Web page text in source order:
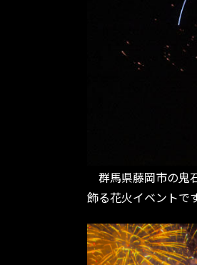
群馬県藤岡市の鬼
飾る花火イベントで